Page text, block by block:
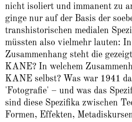
nicht isoliert und immanent zu
ginge nur auf der Basis der
transhistorischen medialen
müssten also vielmehr lauten:
Zusammenhang steht die
KANE? In welchem
KANE selbst? Was war 1941
'Fotografie' – und was das
sind diese Spezifika zwischen
Formen, Effekten,